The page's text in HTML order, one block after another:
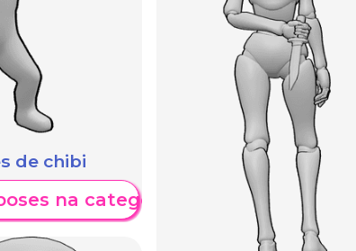
de chibi
na categoria